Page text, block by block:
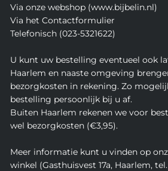
Via onze webshop (www.bijbelin.nl)
Via het Contactformulier
Telefonisch (023-5321622)
U kunt uw bestelling eventueel ook
Haarlem en naaste omgeving
bezorgkosten in rekening. Zo
bestelling persoonlijk bij u af.
Buiten Haarlem rekenen we voor
wel bezorgkosten (€3,95).
Meer informatie kunt u vinden op
winkel (Gasthuisvest 17a, Haarlem, tel.